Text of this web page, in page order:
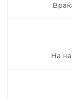
На